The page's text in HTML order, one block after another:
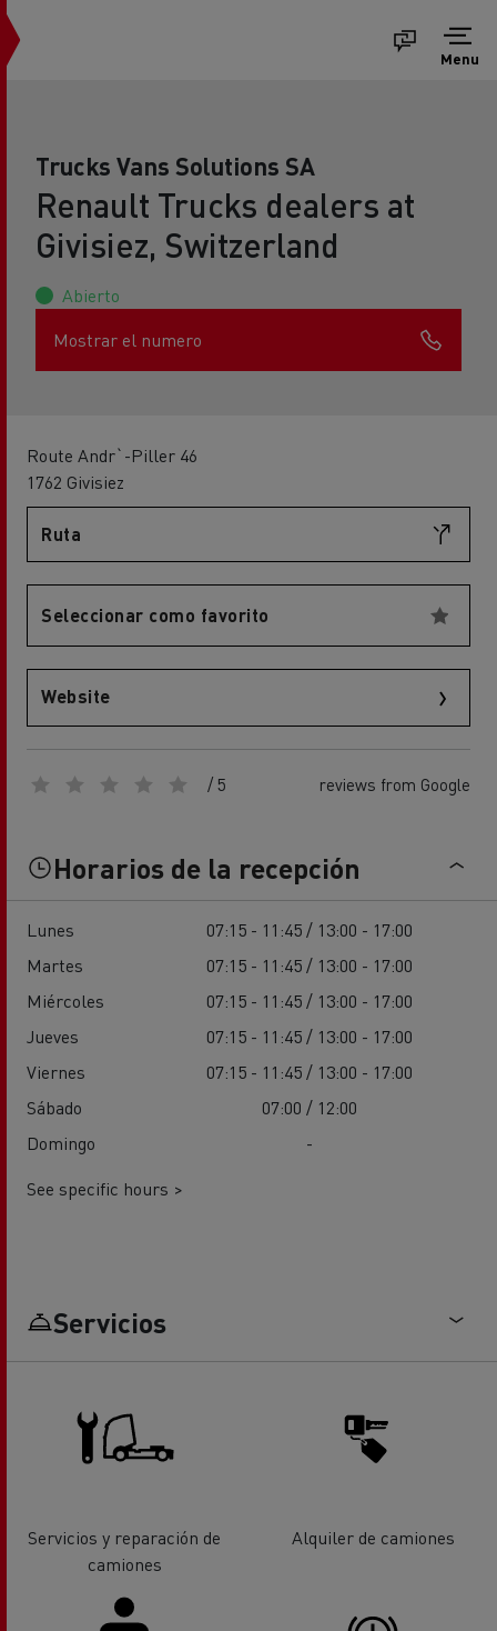
Menu
Trucks Vans Solutions SA
Renault Trucks dealers at
Givisiez, Switzerland
Abierto
Mostrar el numero
Route Andr`-Piller 46
1762 Givisiez
Ruta
Seleccionar como favorito
Website
/ 5 reviews from Google
Horarios de la recepción
Lunes
07:15 - 11:45 / 13:00 - 17:00
Martes
07:15 - 11:45 / 13:00 - 17:00
Miércoles
07:15 - 11:45 / 13:00 - 17:00
Jueves
07:15 - 11:45 / 13:00 - 17:00
Viernes
07:15 - 11:45 / 13:00 - 17:00
Sábado
07:00 / 12:00
Domingo
-
See specific hours >
Servicios
Servicios y reparación de
camiones
Alquiler de camiones